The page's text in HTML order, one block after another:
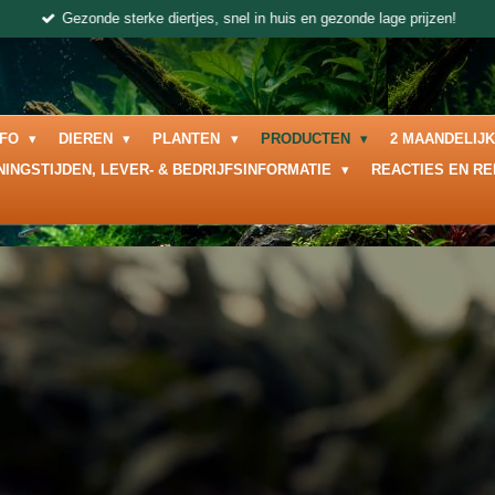
Heeft u onze nieuwe betaalbare Twinstar verlichting al ontdekt?
DIEREN PLANTEN PRODUCTEN
2
LEVER- & BEDRIJFSINFORMATIE REACTIES EN